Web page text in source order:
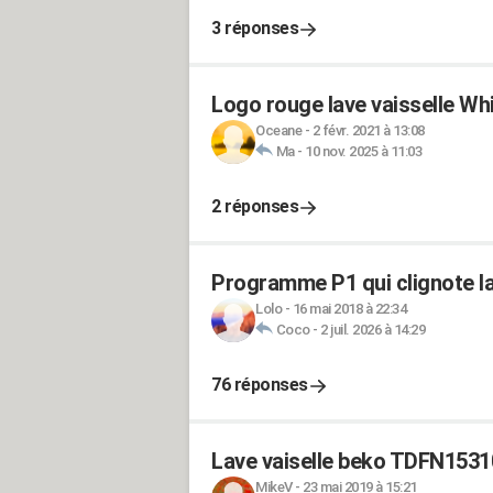
3 réponses
Logo rouge lave vaisselle
Oceane- 2 févr. 2021 à 13:08
Ma- 10 nov. 2025 à 11:03
2 réponses
Programme P1 qui clignote
Lolo- 16 mai 2018 à 22:34
Coco- 2 juil. 2026 à 14:29
76 réponses
Lave vaiselle beko
MikeV- 23 mai 2019 à 15:21